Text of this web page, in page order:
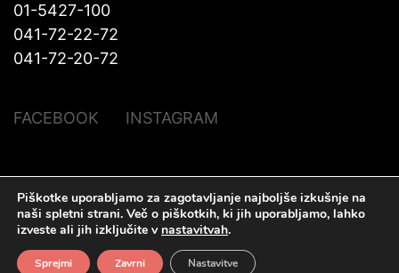
01-5427-100
041-72-22-72
041-72-20-72
FACEBOOK INSTAGRAM
© Halo Katra. Vse pravice pridržane |Pravno obvestilo |O piškotkih|
Izdelava spletnih straniPlenum IT d.o.o.
Piškotke uporabljamo za zagotavljanje najboljše izkušnje na
naši spletni strani. Več o piškotkih, ki jih uporabljamo, lahko
izveste ali jih izključite v nastavitvah.
Sprejmi Zavrni Nastavitve